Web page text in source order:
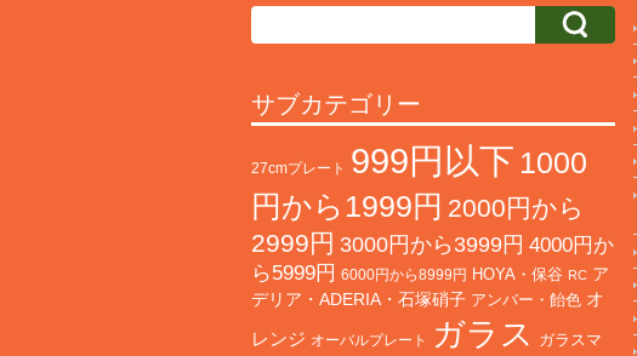
サブカテゴリー
27cmプレート 999円以下 1000
円から1999円 2000円から
2999円 3000円から3999円 4000円か
ら5999円 6000円から8999円 HOYA・保谷 RC ア
デリア・ADERIA・石塚硝子 アンバー・飴色 オ
レンジ オーバルプレート ガラス ガラスマ